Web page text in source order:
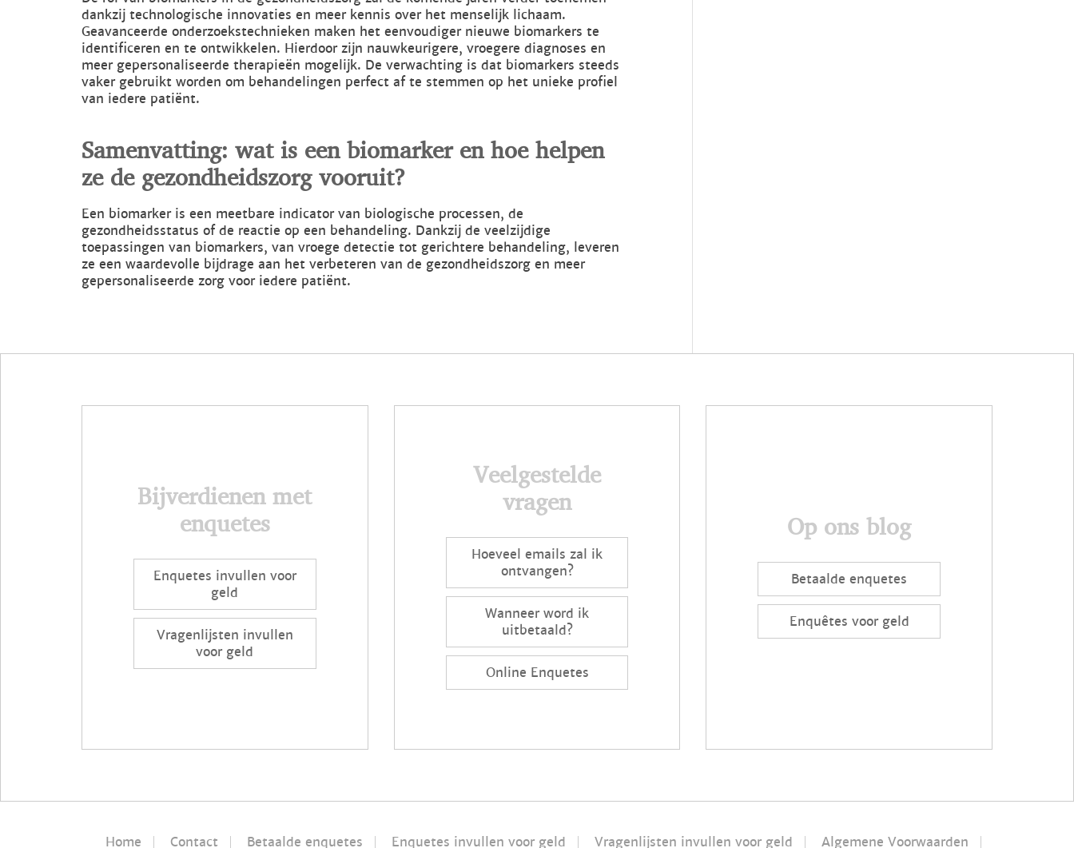
dankzij technologische innovaties en meer kennis over het menselijk lichaam.
Geavanceerde onderzoekstechnieken maken het eenvoudiger nieuwe biomarkers te
identificeren en te ontwikkelen. Hierdoor zijn nauwkeurigere, vroegere diagnoses en
meer gepersonaliseerde therapieën mogelijk. De verwachting is dat biomarkers steeds
vaker gebruikt worden om behandelingen perfect af te stemmen op het unieke profiel
van iedere patiënt.
Samenvatting: wat is een biomarker en hoe helpen
ze de gezondheidszorg vooruit?
Een biomarker is een meetbare indicator van biologische processen, de
gezondheidsstatus of de reactie op een behandeling. Dankzij de veelzijdige
toepassingen van biomarkers, van vroege detectie tot gerichtere behandeling, leveren
ze een waardevolle bijdrage aan het verbeteren van de gezondheidszorg en meer
gepersonaliseerde zorg voor iedere patiënt.
Bijverdienen met
enquetes
Enquetes invullen voor
geld
Vragenlijsten invullen
voor geld
Veelgestelde
vragen
Hoeveel emails zal ik
ontvangen?
Wanneer word ik
uitbetaald?
Online Enquetes
Op ons blog
Betaalde enquetes
Enquêtes voor geld
Home Contact Betaalde enquetes Enquetes invullen voor geld Vragenlijsten invullen voor geld Algemene Voorwaarden